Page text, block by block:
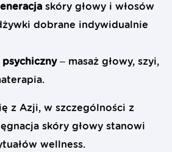
skóry głowy i włosów
dobrane indywidualnie
– masaż głowy, szyi,
z Azji, w szczególności z
skóry głowy stanowi
wellness.